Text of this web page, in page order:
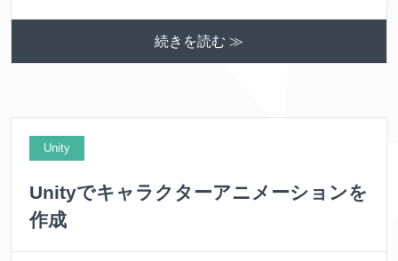
続きを読む ≫
Unity
Unityでキャラクターアニメーションを
作成